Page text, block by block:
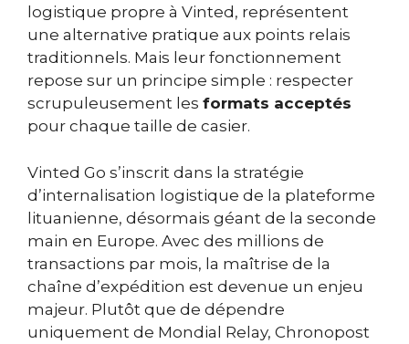
logistique propre à Vinted, représentent
une alternative pratique aux points relais
traditionnels. Mais leur fonctionnement
repose sur un principe simple : respecter
scrupuleusement les formats acceptés
pour chaque taille de casier.
Vinted Go s’inscrit dans la stratégie
d’internalisation logistique de la plateforme
lituanienne, désormais géant de la seconde
main en Europe. Avec des millions de
transactions par mois, la maîtrise de la
chaîne d’expédition est devenue un enjeu
majeur. Plutôt que de dépendre
uniquement de Mondial Relay, Chronopost